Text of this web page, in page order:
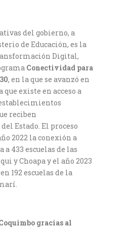
del gobierno, a
de Educación, es la
Digital,
Conectividad para
, en la que se avanzó en
existe en acceso a
reciben
Estado. El proceso
2022 la conexión a
433 escuelas de las
y Choapa y el año 2023
192 escuelas de la
gracias al